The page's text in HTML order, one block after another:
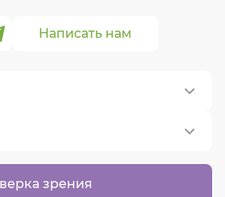
зрения
Написать нам